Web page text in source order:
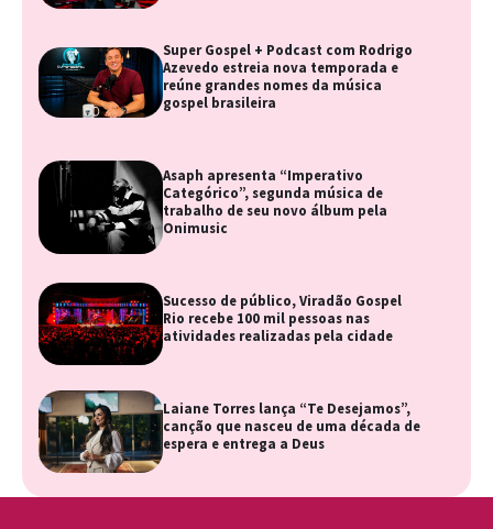
Super Gospel + Podcast com Rodrigo
Azevedo estreia nova temporada e
reúne grandes nomes da música
gospel brasileira
Asaph apresenta “Imperativo
Categórico”, segunda música de
trabalho de seu novo álbum pela
Onimusic
Sucesso de público, Viradão Gospel
Rio recebe 100 mil pessoas nas
atividades realizadas pela cidade
Laiane Torres lança “Te Desejamos”,
canção que nasceu de uma década de
espera e entrega a Deus